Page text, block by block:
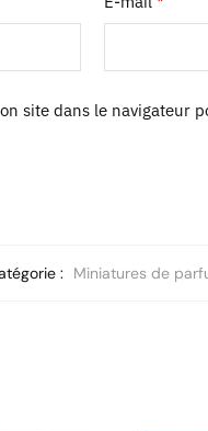
site dans le navigateur
: Miniatures de